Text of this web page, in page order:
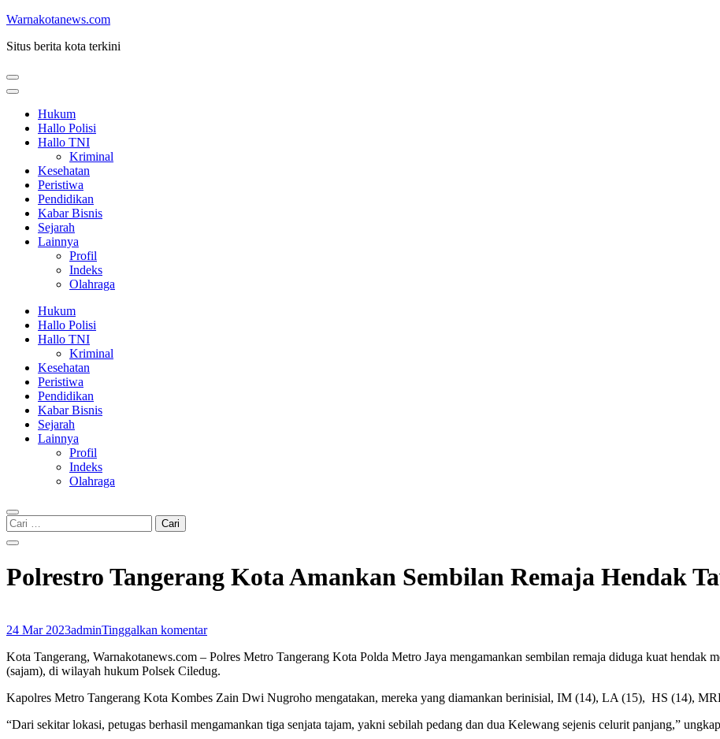
Lompat
konten
Enter)
Warnakotanews.com
Situs berita kota terkini
Hukum
Hallo Polisi
Hallo TNI
Kriminal
Kesehatan
Peristiwa
Pendidikan
Kabar Bisnis
Sejarah
Lainnya
Profil
Indeks
Olahraga
Hukum
Hallo Polisi
Hallo TNI
Kriminal
Kesehatan
Peristiwa
Pendidikan
Kabar Bisnis
Sejarah
Lainnya
Profil
Indeks
Olahraga
Cari
untuk:
Polrestro Tangerang Kota Amankan Sembilan Remaja Hendak
24 Mar 2023adminTinggalkan komentar
Kota Tangerang, Warnakotanews.com – Polres Metro Tangerang Kota Polda Metro Jaya mengamankan sembilan remaja diduga kuat hendak
(sajam), di wilayah hukum Polsek Ciledug.
Kapolres Metro Tangerang Kota Kombes Zain Dwi Nugroho mengatakan, mereka yang diamankan berinisial, IM (14), LA (15), HS (14),
“Dari sekitar lokasi, petugas berhasil mengamankan tiga senjata tajam, yakni sebilah pedang dan dua Kelewang sejenis celurit panjang,”